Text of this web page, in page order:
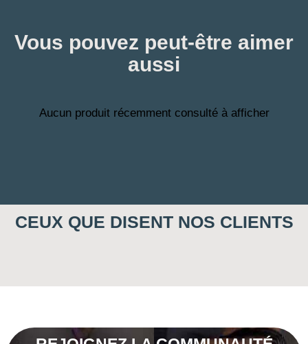
Vous pouvez peut-être aimer
aussi
Aucun produit récemment consulté à afficher
CEUX QUE DISENT NOS CLIENTS